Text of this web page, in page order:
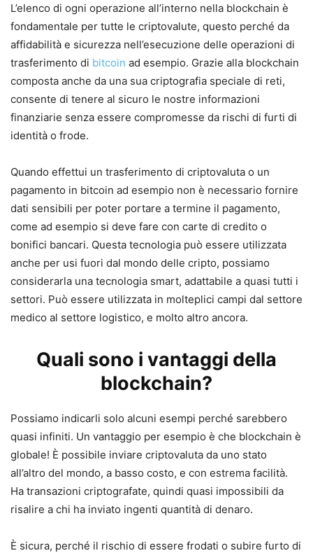
L’elenco di ogni operazione all’interno nella blockchain è
fondamentale per tutte le criptovalute, questo perché da
affidabilità e sicurezza nell’esecuzione delle operazioni di
trasferimento di bitcoin ad esempio. Grazie alla blockchain
composta anche da una sua criptografia speciale di reti,
consente di tenere al sicuro le nostre informazioni
finanziarie senza essere compromesse da rischi di furti di
identità o frode.
Quando effettui un trasferimento di criptovaluta o un
pagamento in bitcoin ad esempio non è necessario fornire
dati sensibili per poter portare a termine il pagamento,
come ad esempio si deve fare con carte di credito o
bonifici bancari. Questa tecnologia può essere utilizzata
anche per usi fuori dal mondo delle cripto, possiamo
considerarla una tecnologia smart, adattabile a quasi tutti i
settori. Può essere utilizzata in molteplici campi dal settore
medico al settore logistico, e molto altro ancora.
Quali sono i vantaggi della
blockchain?
Possiamo indicarli solo alcuni esempi perché sarebbero
quasi infiniti. Un vantaggio per esempio è che blockchain è
globale! È possibile inviare criptovaluta da uno stato
all’altro del mondo, a basso costo, e con estrema facilità.
Ha transazioni criptografate, quindi quasi impossibili da
risalire a chi ha inviato ingenti quantità di denaro.
È sicura, perché il rischio di essere frodati o subire furto di